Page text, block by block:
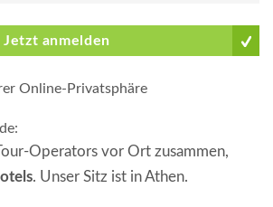
Jetzt anmelden
Online-Privatsphäre
:
Operators vor Ort zusammen,
. Unser Sitz ist in Athen.